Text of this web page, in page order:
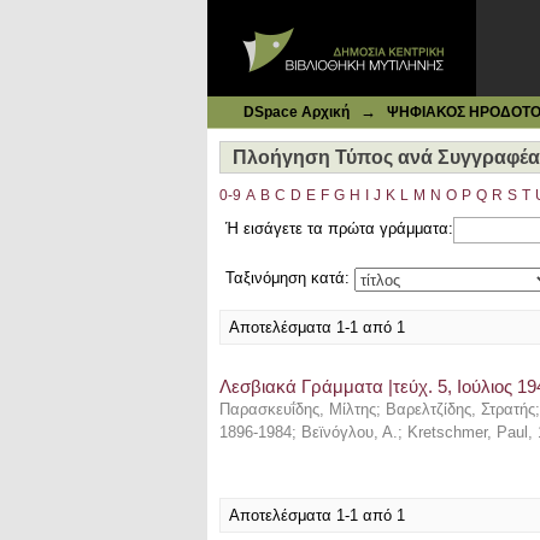
DSpace Αρχική → ΨΗΦΙΑΚΟΣ ΗΡΟΔΟΤΟΣ:
Πλοήγηση Τύπος ανά
0-9 A B C D E F G H J K L M N O P Q R S T
Ή εισάγετε τα πρώτα γράμματα:
Ταξινόμηση κατά:
Αποτελέσματα 1-1 από 1
Λεσβιακά Γράμματα |τεύχ. 5, Ιούλιος
Παρασκευΐδης, Μίλτης; Βαρελτζίδης, Στρατής;
1896-1984; Βεϊνόγλου, Α.; Kretschmer, Paul,
Αποτελέσματα 1-1 από 1